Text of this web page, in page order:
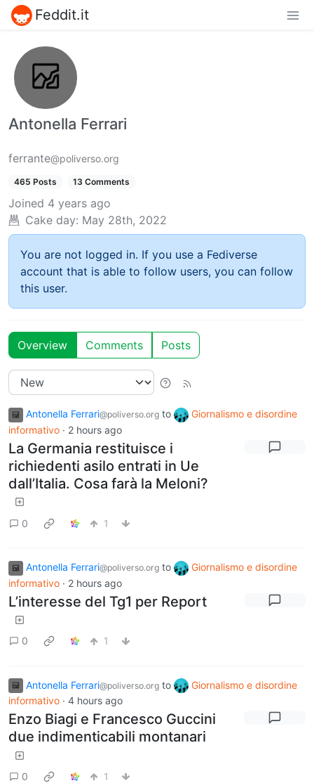
Feddit.it
Antonella Ferrari
ferrante@poliverso.org
465 Posts 13 Comments
Joined 4 years ago
Cake day: May 28th, 2022
You are not logged in. If you use a Fediverse
account that is able to follow users, you can follow
this user.
Overview Comments Posts
Antonella Ferrari@poliverso.org to
Giornalismo e disordine
informativo · 2 hours ago
La Germania restituisce i
richiedenti asilo entrati in Ue
dall’Italia. Cosa farà la Meloni?
0 1
Antonella Ferrari@poliverso.org to
Giornalismo e disordine
informativo · 2 hours ago
L’interesse del Tg1 per Report
0 1
Antonella Ferrari@poliverso.org to
Giornalismo e disordine
informativo · 4 hours ago
Enzo Biagi e Francesco Guccini
due indimenticabili montanari
0 1